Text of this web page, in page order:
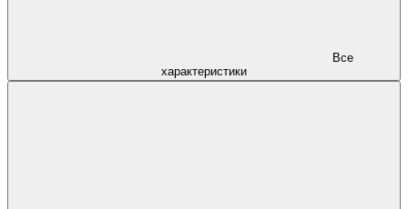
характеристики